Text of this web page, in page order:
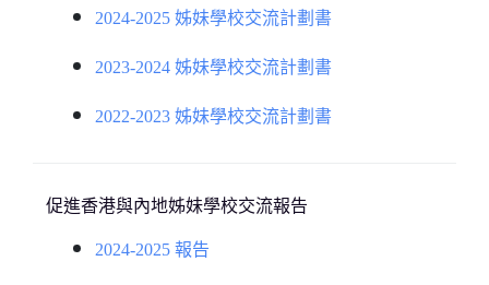
2024-2025 姊妹學校交流計劃書
2023-2024 姊妹學校交流計劃書
2022-2023 姊妹學校交流計劃書
促進香港與內地姊妹學校交流報告
2024-2025 報告